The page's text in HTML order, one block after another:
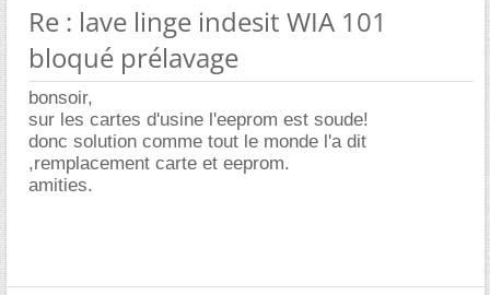
Re : lave linge indesit WIA 101
bloqué prélavage
bonsoir,
sur les cartes d'usine l'eeprom est soude!
donc solution comme tout le monde l'a dit
,remplacement carte et eeprom.
amities.